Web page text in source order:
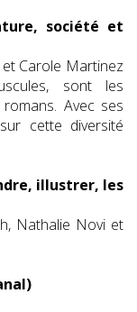
société et
Carole Martinez
sont les
Avec ses
cette diversité
illustrer, les
Nathalie Novi et